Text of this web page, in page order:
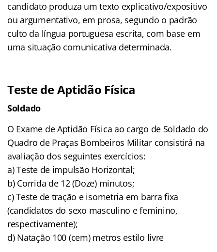
candidato produza um texto explicativo/expositivo
ou argumentativo, em prosa, segundo o padrão
culto da língua portuguesa escrita, com base em
uma situação comunicativa determinada.
Teste de Aptidão Física
Soldado
O Exame de Aptidão Física ao cargo de Soldado do
Quadro de Praças Bombeiros Militar consistirá na
avaliação dos seguintes exercícios:
a) Teste de impulsão Horizontal;
b) Corrida de 12 (Doze) minutos;
c) Teste de tração e isometria em barra fixa
(candidatos do sexo masculino e feminino,
respectivamente);
d) Natação 100 (cem) metros estilo livre